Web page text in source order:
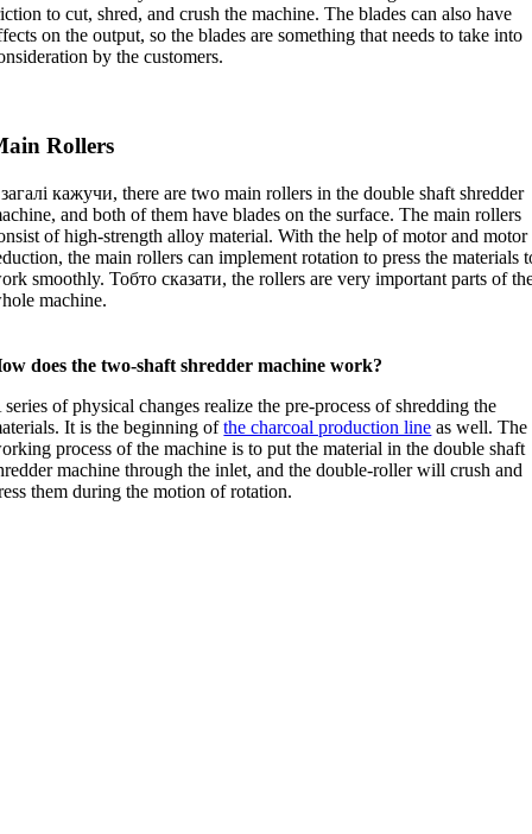
to cut,shred,and crush the machine.The blades can also have
on the output,so the blades are something that needs to take into
by the customers.
Rollers
кажучи,there are two main rollers in the double shaft shredder
,and both of them have blades on the surface.The main rollers
of high-strength alloy material.With the help of motor and motor
,the main rollers can implement rotation to press the materials
smoothly. Тобто сказати,the rollers are very important parts of
machine.
does the two-shaft shredder machine work?
series of physical changes realize the pre-process of shredding the
.It is the beginning of the charcoal production line as well.The
process of the machine is to put the material in the double shaft
machine through the inlet,and the double-roller will crush and
them during the motion of rotation.